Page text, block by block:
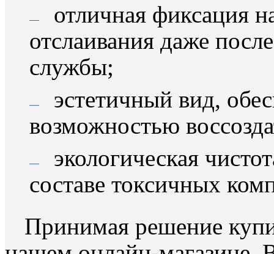
отличная фиксация
отслаивания даже
службы;
эстетичный вид,
возможностью
экологическая
составе токсичных
Принимая решение